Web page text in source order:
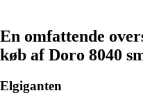
En omfattende
køb af Doro 8040
Elgiganten